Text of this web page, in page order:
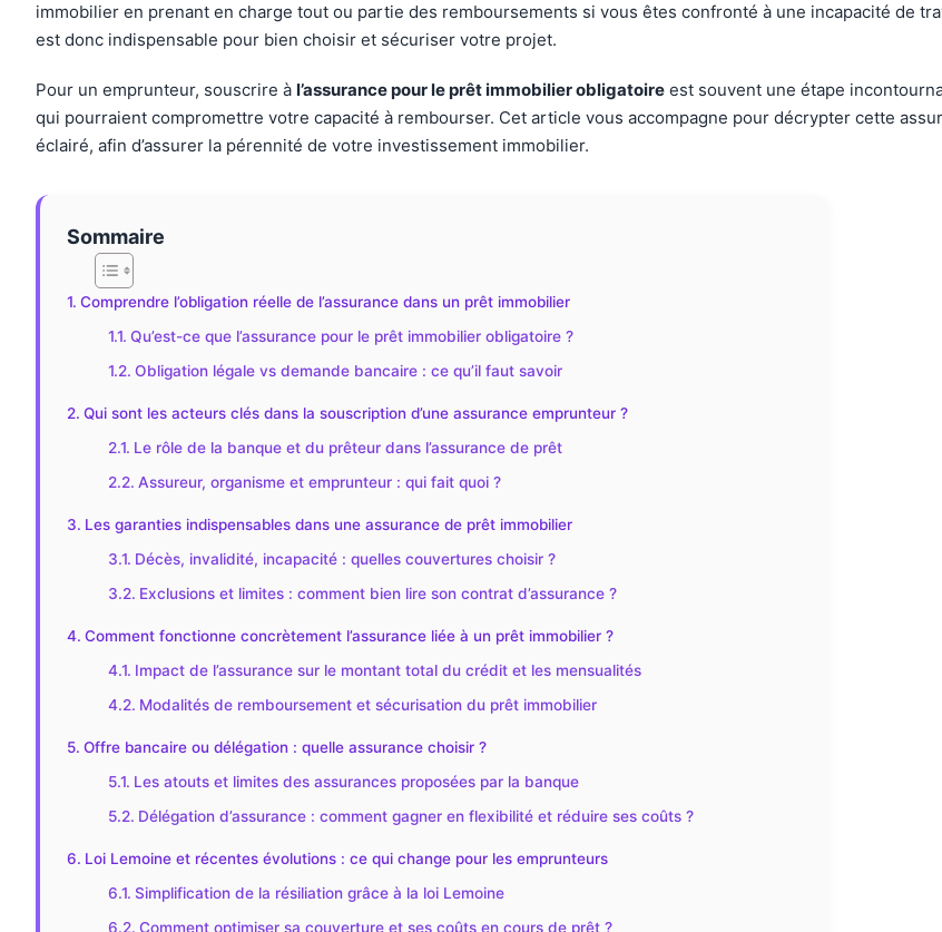
immobilier en prenant en charge tout ou partie des remboursements si vous êtes confronté à une incapacité de
est donc indispensable pour bien choisir et sécuriser votre projet.
Pour un emprunteur, souscrire à l’assurance pour le prêt immobilier obligatoire est souvent une étape
qui pourraient compromettre votre capacité à rembourser. Cet article vous accompagne pour décrypter cette
éclairé, afin d’assurer la pérennité de votre investissement immobilier.
Sommaire
Comprendre l’obligation réelle de l’assurance dans un prêt immobilier
Qu’est-ce que l’assurance pour le prêt immobilier obligatoire ?
Obligation légale vs demande bancaire : ce qu’il faut savoir
Qui sont les acteurs clés dans la souscription d’une assurance emprunteur ?
Le rôle de la banque et du prêteur dans l’assurance de prêt
Assureur, organisme et emprunteur : qui fait quoi ?
Les garanties indispensables dans une assurance de prêt immobilier
Décès, invalidité, incapacité : quelles couvertures choisir ?
Exclusions et limites : comment bien lire son contrat d’assurance ?
Comment fonctionne concrètement l’assurance liée à un prêt immobilier ?
Impact de l’assurance sur le montant total du crédit et les mensualités
Modalités de remboursement et sécurisation du prêt immobilier
Offre bancaire ou délégation : quelle assurance choisir ?
Les atouts et limites des assurances proposées par la banque
Délégation d’assurance : comment gagner en flexibilité et réduire ses coûts ?
Loi Lemoine et récentes évolutions : ce qui change pour les emprunteurs
Simplification de la résiliation grâce à la loi Lemoine
Comment optimiser sa couverture et ses coûts en cours de prêt ?